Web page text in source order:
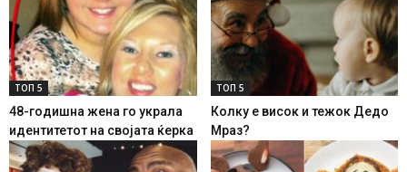
ТОП 5
48-годишна жена го украла
идентитетот на својата ќерка
ТОП 5
Колку е висок и тежок Дедо
Мраз?